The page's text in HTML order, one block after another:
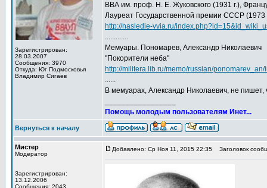
Зарегистрирован:
28.03.2007
Сообщения: 3970
Откуда: Юг Подмосковья
Владимир Сигаев
ВВА им. проф. Н. Е. Жуковского (1931 г.),
Лауреат Государственной премии СССР (1973
http://nasledie-vvia.ru/
.............
Мемуары. Пономарев, Александр Николаевич
"Покорители неба"
http://militera.lib.ru/memo/russian/ponomarev_an/
......
В мемуарах, Александр Николаевич, не пишет,
Помощь молодым пользователям Инет...
Вернуться к началу
Мистер
Модератор
Зарегистрирован:
13.12.2006
Сообщения: 2043
Добавлено: Ср Ноя 11, 2015 22:35 Заголовок